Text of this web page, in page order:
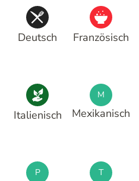
Deutsch Französisch
Italienisch
M
Mexikanisch
P T